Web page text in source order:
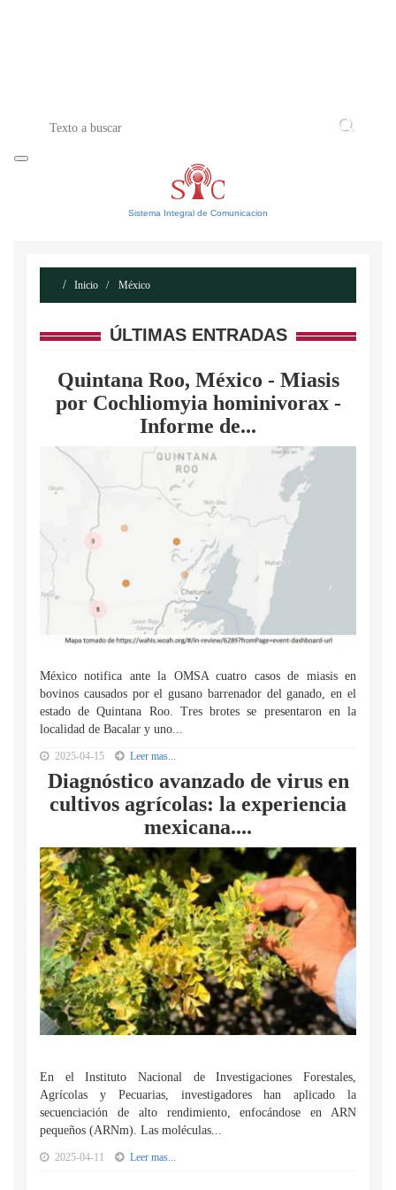
Sistema Integral de Comunicacion
Inicio México
ÚLTIMAS ENTRADAS
Quintana Roo, México - Miasis
por Cochliomyia hominivorax -
Informe de...
México notifica ante la OMSA cuatro casos de miasis en
bovinos causados por el gusano barrenador del ganado, en el
estado de Quintana Roo. Tres brotes se presentaron en la
localidad de Bacalar y uno...
2025-04-15 Leer mas...
Diagnóstico avanzado de virus en
cultivos agrícolas: la experiencia
mexicana....
En el Instituto Nacional de Investigaciones Forestales,
Agrícolas y Pecuarias, investigadores han aplicado la
secuenciación de alto rendimiento, enfocándose en ARN
pequeños (ARNm). Las moléculas...
2025-04-11 Leer mas...